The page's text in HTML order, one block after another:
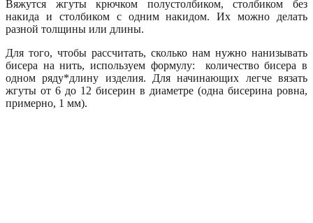
Вяжутся жгуты крючком полустолбиком, столбиком без
накида и столбиком с одним накидом. Их можно делать
разной толщины или длины.
Для того, чтобы рассчитать, сколько нам нужно нанизывать
бисера на нить, используем формулу: количество бисера в
одном ряду*длину изделия. Для начинающих легче вязать
жгуты от 6 до 12 бисерин в диаметре (одна бисерина ровна,
примерно, 1 мм).